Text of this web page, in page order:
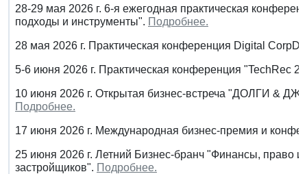
28-29 мая 2026 г. 6-я ежегодная практическая
подходы и инструменты". Подробнее.
28 мая 2026 г. Практическая конференция Digital
5-6 июня 2026 г. Практическая конференция "TechRec
10 июня 2026 г. Открытая бизнес-встреча "ДОЛГИ &
Подробнее.
17 июня 2026 г. Международная бизнес-премия и
25 июня 2026 г. Летний Бизнес-бранч "Финансы, право
застройщиков". Подробнее.